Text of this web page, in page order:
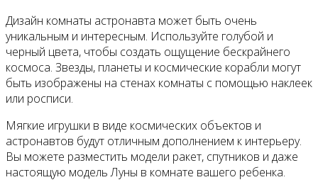
Дизайн комнаты астронавта может быть очень
уникальным и интересным. Используйте голубой и
черный цвета, чтобы создать ощущение бескрайнего
космоса. Звезды, планеты и космические корабли могут
быть изображены на стенах комнаты с помощью наклеек
или росписи.
Мягкие игрушки в виде космических объектов и
астронавтов будут отличным дополнением к интерьеру.
Вы можете разместить модели ракет, спутников и даже
настоящую модель Луны в комнате вашего ребенка.